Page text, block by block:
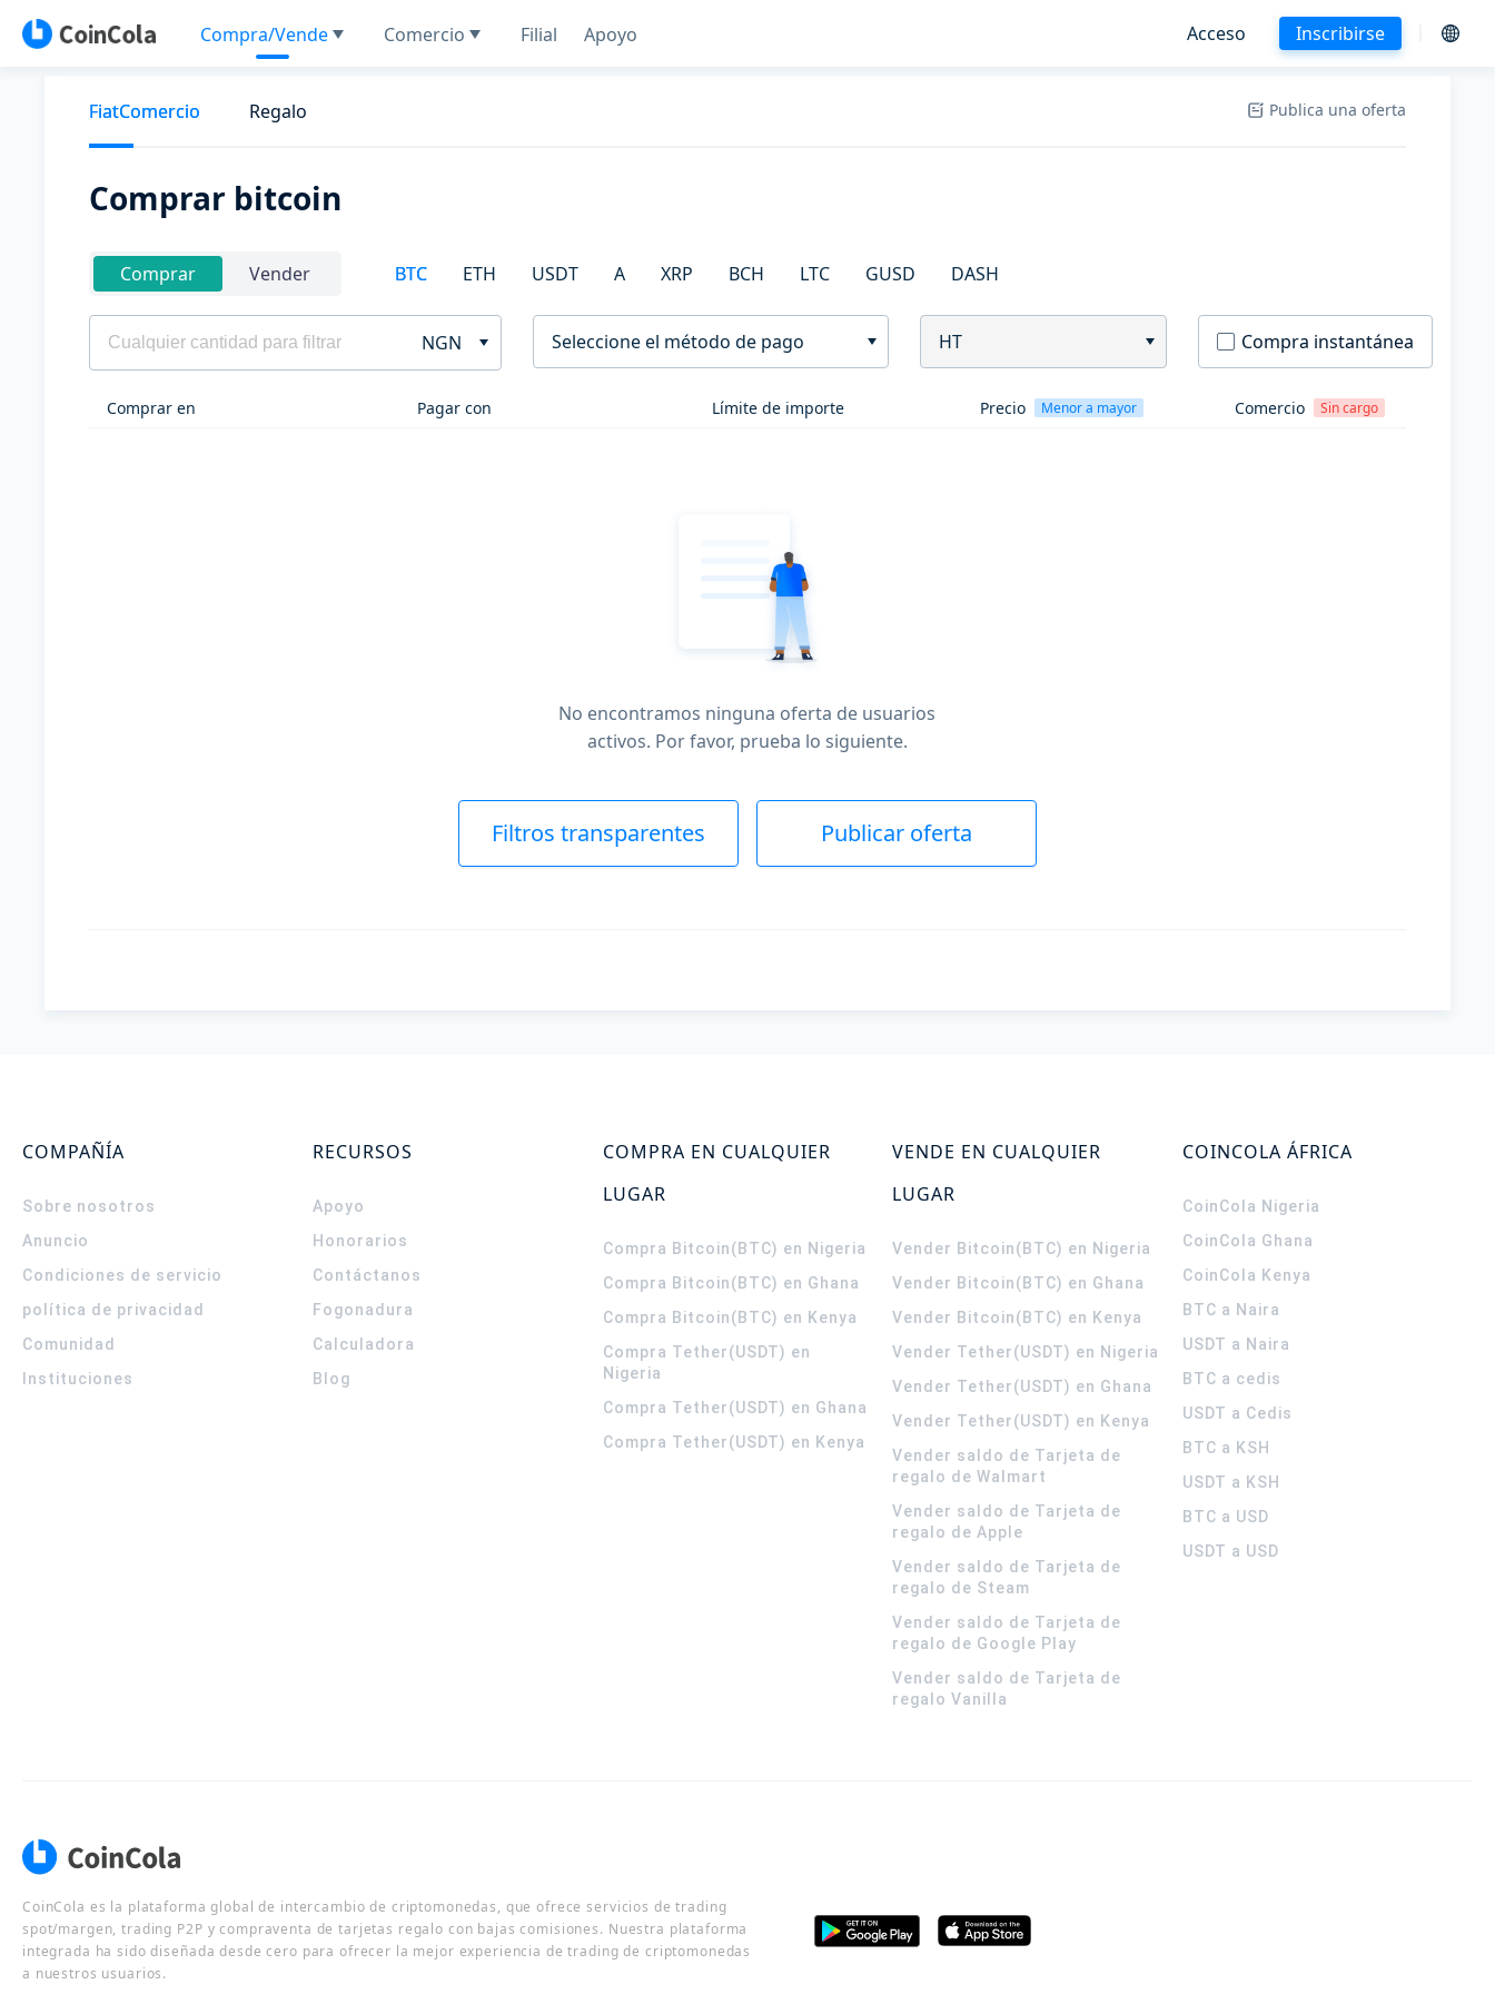
Compra/Vende Comercio Filial Apoyo Acceso Inscribirse
FiatComercio Regalo Publica una oferta
Comprar bitcoin
Comprar Vender BTC ETH USDT A XRP BCH LTC GUSD DASH
NGN Seleccione el método de pago HT Compra instantánea
Comprar en Pagar con Límite de importe Precio Menor a mayor Comercio Sin cargo
No encontramos ninguna oferta de usuarios
activos. Por favor, prueba lo siguiente.
Filtros transparentes Publicar oferta
COMPAÑÍA
Sobre nosotros
Anuncio
Condiciones de servicio
política de privacidad
Comunidad
Instituciones
RECURSOS
Apoyo
Honorarios
Contáctanos
Fogonadura
Calculadora
Blog
COMPRA EN CUALQUIER
LUGAR
Compra Bitcoin(BTC) en Nigeria
Compra Bitcoin(BTC) en Ghana
Compra Bitcoin(BTC) en Kenya
Compra Tether(USDT) en
Nigeria
Compra Tether(USDT) en Ghana
Compra Tether(USDT) en Kenya
VENDE EN CUALQUIER
LUGAR
Vender Bitcoin(BTC) en Nigeria
Vender Bitcoin(BTC) en Ghana
Vender Bitcoin(BTC) en Kenya
Vender Tether(USDT) en Nigeria
Vender Tether(USDT) en Ghana
Vender Tether(USDT) en Kenya
Vender saldo de Tarjeta de
regalo de Walmart
Vender saldo de Tarjeta de
regalo de Apple
Vender saldo de Tarjeta de
regalo de Steam
Vender saldo de Tarjeta de
regalo de Google Play
Vender saldo de Tarjeta de
regalo Vanilla
COINCOLA ÁFRICA
CoinCola Nigeria
CoinCola Ghana
CoinCola Kenya
BTC a Naira
USDT a Naira
BTC a cedis
USDT a Cedis
BTC a KSH
USDT a KSH
BTC a USD
USDT a USD
CoinCola es la plataforma global de intercambio de criptomonedas, que ofrece servicios de trading
spot/margen, trading P2P y compraventa de tarjetas regalo con bajas comisiones. Nuestra plataforma
integrada ha sido diseñada desde cero para ofrecer la mejor experiencia de trading de criptomonedas
a nuestros usuarios.